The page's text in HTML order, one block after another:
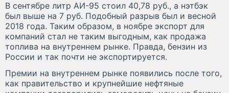
В сентябре литр АИ-95 стоил 40,78 руб., а нэтбэк
был выше на 7 руб. Подобный разрыв был и весной
2018 года. Таким образом, в ноябре экспорт для
компаний стал не таким выгодным, как продажа
топлива на внутреннем рынке. Правда, бензин из
России и так почти не экспортируется.
Премии на внутреннем рынке появились после того,
как правительство и крупнейшие нефтяные